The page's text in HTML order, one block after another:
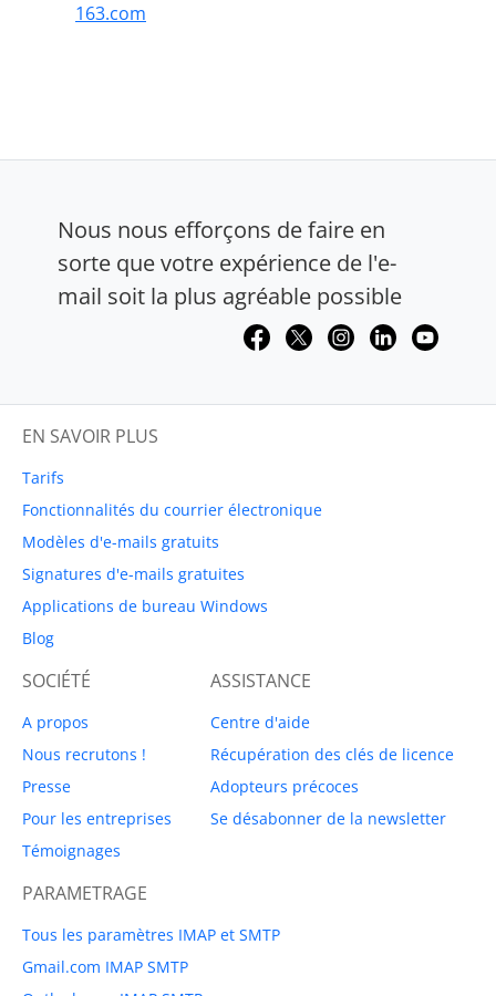
163.com
Nous nous efforçons de faire en
sorte que votre expérience de l'e-
mail soit la plus agréable possible
EN SAVOIR PLUS
Tarifs
Fonctionnalités du courrier électronique
Modèles d'e-mails gratuits
Signatures d'e-mails gratuites
Applications de bureau Windows
Blog
SOCIÉTÉ
A propos
Nous recrutons !
Presse
Pour les entreprises
Témoignages
ASSISTANCE
Centre d'aide
Récupération des clés de licence
Adopteurs précoces
Se désabonner de la newsletter
PARAMETRAGE
Tous les paramètres IMAP et SMTP
Gmail.com IMAP SMTP